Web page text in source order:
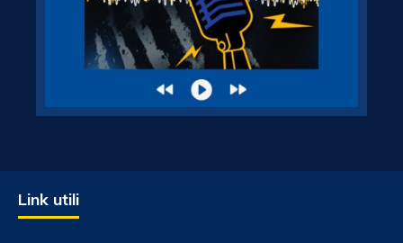
Link utili